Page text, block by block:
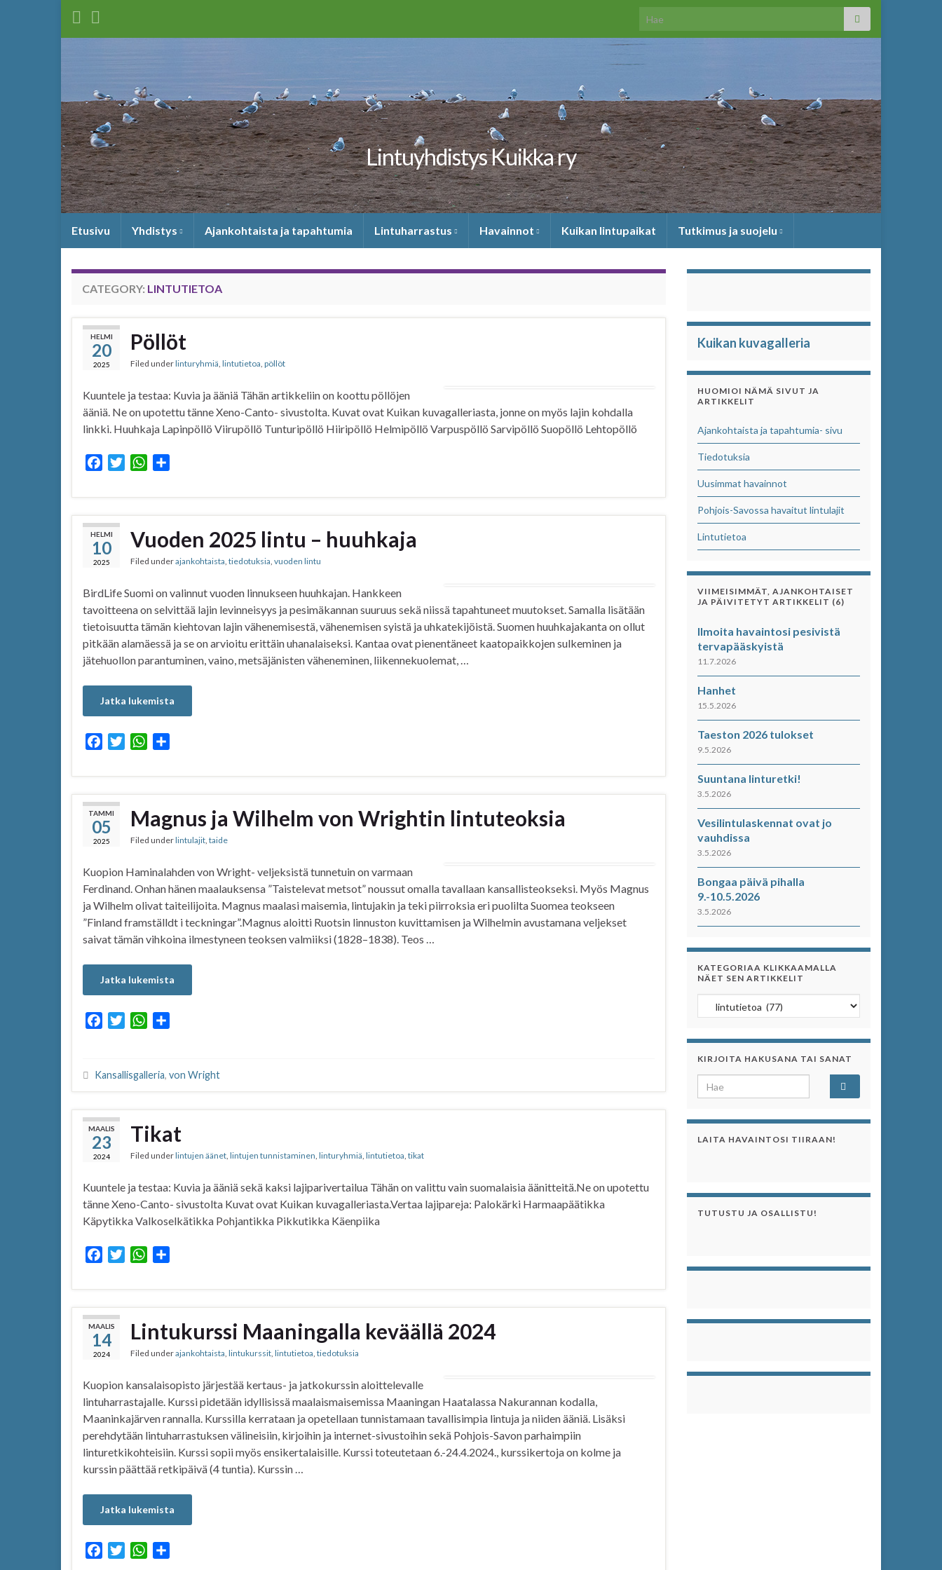
Search for:
Lintuyhdistys Kuikka ry
Etusivu Yhdistys Ajankohtaista ja tapahtumia Lintuharrastus Havainnot Kuikan lintupaikat Tutkimus ja suojelu
CATEGORY: LINTUTIETOA
HELMI
20
2025
Pöllöt
Filed underlinturyhmiä, lintutietoa, pöllöt
Kuuntele ja testaa: Kuvia ja ääniä Tähän artikkeliin on koottu pöllöjen
ääniä. Ne on upotettu tänne Xeno-Canto- sivustolta. Kuvat ovat Kuikan kuvagalleriasta, jonne on myös lajin kohdalla
linkki. Huuhkaja Lapinpöllö Viirupöllö Tunturipöllö Hiiripöllö Helmipöllö Varpuspöllö Sarvipöllö Suopöllö Lehtopöllö
c
e
b
o
o
i
t
W
a
t
A
p
a
r
HELMI
10
2025
Vuoden 2025 lintu – huuhkaja
Filed underajankohtaista, tiedotuksia, vuoden lintu
BirdLife Suomi on valinnut vuoden linnukseen huuhkajan. Hankkeen
tavoitteena on selvittää lajin levinneisyys ja pesimäkannan suuruus sekä niissä tapahtuneet muutokset. Samalla lisätään
tietoisuutta tämän kiehtovan lajin vähenemisestä, vähenemisen syistä ja uhkatekijöistä. Suomen huuhkajakanta on ollut
pitkään alamäessä ja se on arvioitu erittäin uhanalaiseksi. Kantaa ovat pienentäneet kaatopaikkojen sulkeminen ja
jätehuollon parantuminen, vaino, metsäjänisten väheneminen, liikennekuolemat, …
Jatka lukemista
c
e
b
o
o
i
t
W
a
t
s
A
p
a
r
TAMMI
05
2025
Magnus ja Wilhelm von Wrightin lintuteoksia
Filed underlintulajit, taide
Kuopion Haminalahden von Wright- veljeksistä tunnetuin on varmaan
Ferdinand. Onhan hänen maalauksensa ”Taistelevat metsot” noussut omalla tavallaan kansallisteokseksi. Myös Magnus
ja Wilhelm olivat taiteilijoita. Magnus maalasi maisemia, lintujakin ja teki piirroksia eri puolilta Suomea teokseen
”Finland framställdt i teckningar”.Magnus aloitti Ruotsin linnuston kuvittamisen ja Wilhelmin avustamana veljekset
saivat tämän vihkoina ilmestyneen teoksen valmiiksi (1828–1838). Teos …
Jatka lukemista
e
o
k
t
W
t
r
Kansallisgalleria, von Wright
MAALIS
23
2024
Tikat
Filed underlintujen äänet, lintujen tunnistaminen, linturyhmiä, lintutietoa, tikat
Kuuntele ja testaa: Kuvia ja ääniä sekä kaksi lajiparivertailua Tähän on valittu vain suomalaisia äänitteitä.Ne on upotettu
tänne Xeno-Canto- sivustolta Kuvat ovat Kuikan kuvagalleriasta.Vertaa lajipareja: Palokärki Harmaapäätikka
Käpytikka Valkoselkätikka Pohjantikka Pikkutikka Käenpiika
c
e
b
o
o
i
t
W
a
t
A
p
a
r
MAALIS
14
2024
Lintukurssi Maaningalla keväällä 2024
Filed underajankohtaista, lintukurssit, lintutietoa, tiedotuksia
Kuopion kansalaisopisto järjestää kertaus- ja jatkokurssin aloittelevalle
lintuharrastajalle. Kurssi pidetään idyllisissä maalaismaisemissa Maaningan Haatalassa Nakurannan kodalla,
Maaninkajärven rannalla. Kurssilla kerrataan ja opetellaan tunnistamaan tavallisimpia lintuja ja niiden ääniä. Lisäksi
perehdytään lintuharrastuksen välineisiin, kirjoihin ja internet-sivustoihin sekä Pohjois-Savon parhaimpiin
linturetkikohteisiin. Kurssi sopii myös ensikertalaisille. Kurssi toteutetaan 6.-24.4.2024., kurssikertoja on kolme ja
kurssin päättää retkipäivä (4 tuntia). Kurssin …
Jatka lukemista
W
Kuikan kuvagalleria
HUOMIOI NÄMÄ SIVUT JA
ARTIKKELIT
Ajankohtaista ja tapahtumia- sivu
Tiedotuksia
Uusimmat havainnot
Pohjois-Savossa havaitut lintulajit
Lintutietoa
VIIMEISIMMÄT, AJANKOHTAISET
JA PÄIVITETYT ARTIKKELIT (6)
Ilmoita havaintosi pesivistä
tervapääskyistä
11.7.2026
Hanhet
15.5.2026
Taeston 2026 tulokset
9.5.2026
Suuntana linturetki!
3.5.2026
Vesilintulaskennat ovat jo
vauhdissa
3.5.2026
Bongaa päivä pihalla
9.-10.5.2026
3.5.2026
KATEGORIAA KLIKKAAMALLA
NÄET SEN ARTIKKELIT
Kategoriaa klikkaamalla näet sen artikkelit
KIRJOITA HAKUSANA TAI SANAT
Search for:
LAITA HAVAINTOSI TIIRAAN!
TUTUSTU JA OSALLISTU!